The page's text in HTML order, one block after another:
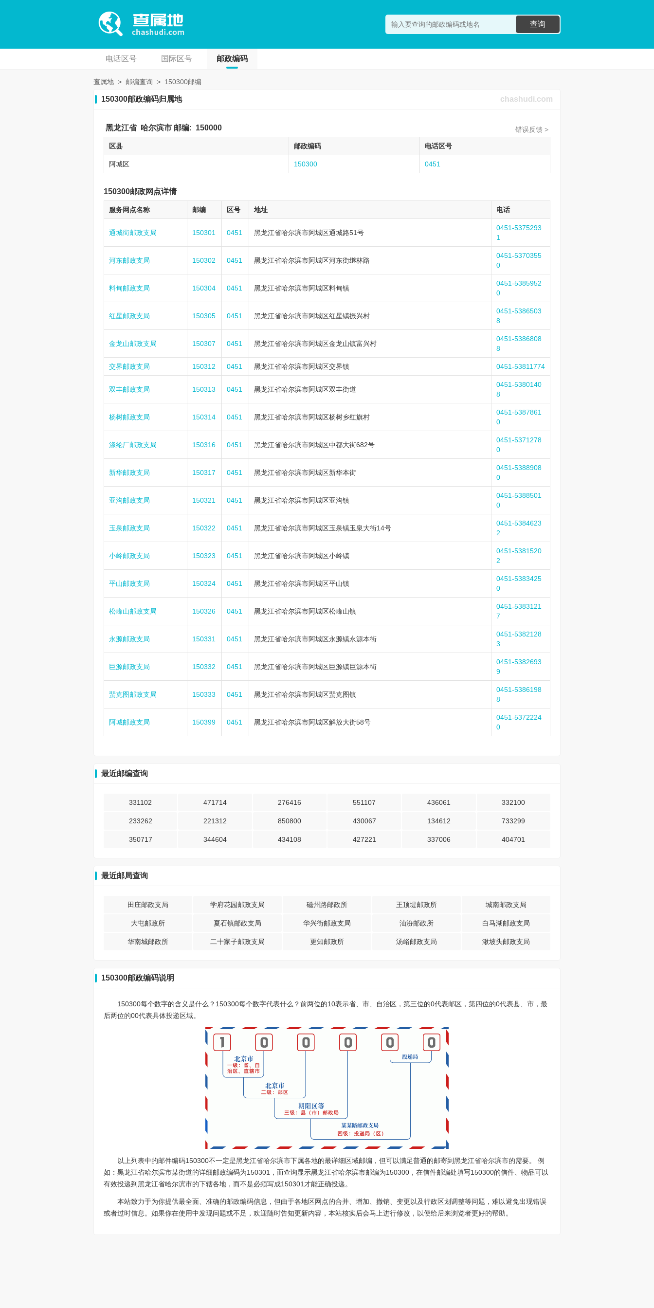
查询
电话区号 国际区号 邮政编码
查属地 > 邮编查询 > 150300邮编
150300邮政编码归属地 chashudi.com
黑龙江省 哈尔滨市 邮编: 150000 错误反馈 >
区县 邮政编码 电话区号
阿城区 150300 0451
150300邮政网点详情
服务网点名称 邮编 区号 地址 电话
通城街邮政支局 150301 0451 黑龙江省哈尔滨市阿城区通城路51号
0451-5375293
1
河东邮政支局 150302 0451 黑龙江省哈尔滨市阿城区河东街继林路
0451-5370355
0
料甸邮政支局 150304 0451 黑龙江省哈尔滨市阿城区料甸镇
0451-5385952
0
红星邮政支局 150305 0451 黑龙江省哈尔滨市阿城区红星镇振兴村
0451-5386503
8
金龙山邮政支局 150307 0451 黑龙江省哈尔滨市阿城区金龙山镇富兴村
0451-5386808
8
交界邮政支局 150312 0451 黑龙江省哈尔滨市阿城区交界镇 0451-53811774
双丰邮政支局 150313 0451 黑龙江省哈尔滨市阿城区双丰街道
0451-5380140
8
杨树邮政支局 150314 0451 黑龙江省哈尔滨市阿城区杨树乡红旗村
0451-5387861
0
涤纶厂邮政支局 150316 0451 黑龙江省哈尔滨市阿城区中都大街682号
0451-5371278
0
新华邮政支局 150317 0451 黑龙江省哈尔滨市阿城区新华本街
0451-5388908
0
亚沟邮政支局 150321 0451 黑龙江省哈尔滨市阿城区亚沟镇
0451-5388501
0
玉泉邮政支局 150322 0451 黑龙江省哈尔滨市阿城区玉泉镇玉泉大街14号
0451-5384623
2
小岭邮政支局 150323 0451 黑龙江省哈尔滨市阿城区小岭镇
0451-5381520
2
平山邮政支局 150324 0451 黑龙江省哈尔滨市阿城区平山镇
0451-5383425
0
松峰山邮政支局 150326 0451 黑龙江省哈尔滨市阿城区松峰山镇
0451-5383121
7
永源邮政支局 150331 0451 黑龙江省哈尔滨市阿城区永源镇永源本街
0451-5382128
3
巨源邮政支局 150332 0451 黑龙江省哈尔滨市阿城区巨源镇巨源本街
0451-5382693
9
蜚克图邮政支局 150333 0451 黑龙江省哈尔滨市阿城区蜚克图镇
0451-5386198
8
阿城邮政支局 150399 0451 黑龙江省哈尔滨市阿城区解放大街58号
0451-5372224
0
最近邮编查询
331102 471714 276416 551107 436061 332100
233262 221312 850800 430067 134612 733299
350717 344604 434108 427221 337006 404701
最近邮局查询
田庄邮政支局 学府花园邮政支局 磁州路邮政所 王顶堤邮政所 城南邮政支局
大屯邮政所 夏石镇邮政支局 华兴街邮政支局 汕汾邮政所 白马湖邮政支局
华南城邮政所 二十家子邮政支局 更知邮政所 汤峪邮政支局 湫坡头邮政支局
150300邮政编码说明
150300每个数字的含义是什么？150300每个数字代表什么？前两位的10表示省、市、自治区，第三位的0代表邮区，第四位的0代表县、市，最
后两位的00代表具体投递区域。
以上列表中的邮件编码150300不一定是黑龙江省哈尔滨市下属各地的最详细区域邮编，但可以满足普通的邮寄到黑龙江省哈尔滨市的需要。 例
如：黑龙江省哈尔滨市某街道的详细邮政编码为150301，而查询显示黑龙江省哈尔滨市邮编为150300，在信件邮编处填写150300的信件、物品可以
有效投递到黑龙江省哈尔滨市的下辖各地，而不是必须写成150301才能正确投递。
本站致力于为你提供最全面、准确的邮政编码信息，但由于各地区网点的合并、增加、撤销、变更以及行政区划调整等问题，难以避免出现错误
或者过时信息。如果你在使用中发现问题或不足，欢迎随时告知更新内容，本站核实后会马上进行修改，以便给后来浏览者更好的帮助。